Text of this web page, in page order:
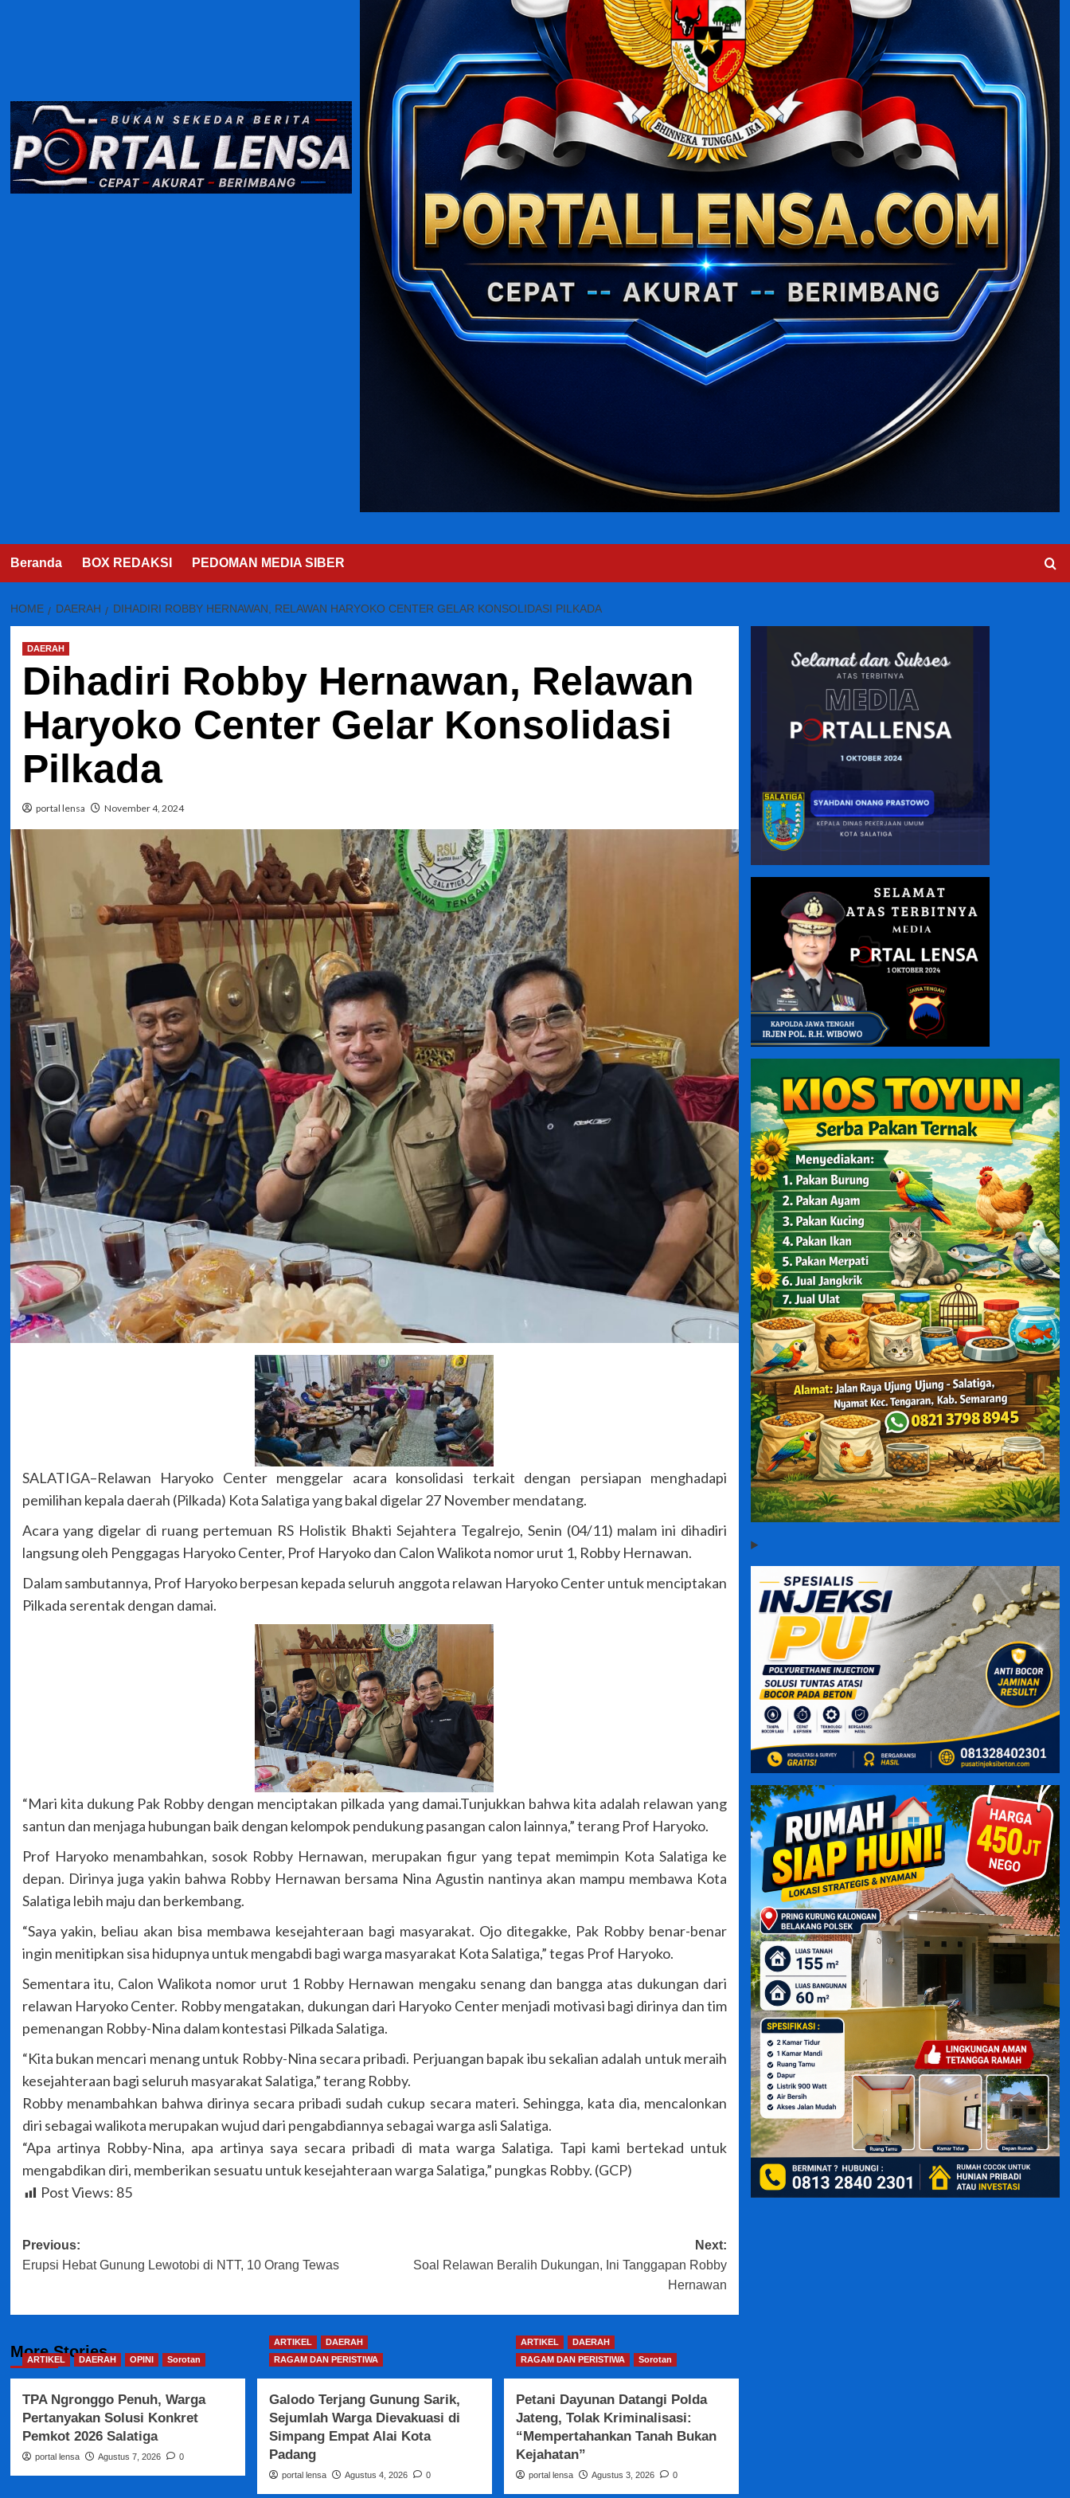
Beranda BOX REDAKSI PEDOMAN MEDIA SIBER
HOME DAERAH DIHADIRI ROBBY HERNAWAN, RELAWAN HARYOKO CENTER GELAR KONSOLIDASI PILKADA
DAERAH
Dihadiri Robby Hernawan, Relawan
Haryoko Center Gelar Konsolidasi
Pilkada
portal lensa November 4, 2024
SALATIGA–Relawan Haryoko Center menggelar acara konsolidasi terkait dengan persiapan menghadapi
pemilihan kepala daerah (Pilkada) Kota Salatiga yang bakal digelar 27 November mendatang.
Acara yang digelar di ruang pertemuan RS Holistik Bhakti Sejahtera Tegalrejo, Senin (04/11) malam ini dihadiri
langsung oleh Penggagas Haryoko Center, Prof Haryoko dan Calon Walikota nomor urut 1, Robby Hernawan.
Dalam sambutannya, Prof Haryoko berpesan kepada seluruh anggota relawan Haryoko Center untuk menciptakan
Pilkada serentak dengan damai.
“Mari kita dukung Pak Robby dengan menciptakan pilkada yang damai.Tunjukkan bahwa kita adalah relawan yang
santun dan menjaga hubungan baik dengan kelompok pendukung pasangan calon lainnya,” terang Prof Haryoko.
Prof Haryoko menambahkan, sosok Robby Hernawan, merupakan figur yang tepat memimpin Kota Salatiga ke
depan. Dirinya juga yakin bahwa Robby Hernawan bersama Nina Agustin nantinya akan mampu membawa Kota
Salatiga lebih maju dan berkembang.
“Saya yakin, beliau akan bisa membawa kesejahteraan bagi masyarakat. Ojo ditegakke, Pak Robby benar-benar
ingin menitipkan sisa hidupnya untuk mengabdi bagi warga masyarakat Kota Salatiga,” tegas Prof Haryoko.
Sementara itu, Calon Walikota nomor urut 1 Robby Hernawan mengaku senang dan bangga atas dukungan dari
relawan Haryoko Center. Robby mengatakan, dukungan dari Haryoko Center menjadi motivasi bagi dirinya dan tim
pemenangan Robby-Nina dalam kontestasi Pilkada Salatiga.
“Kita bukan mencari menang untuk Robby-Nina secara pribadi. Perjuangan bapak ibu sekalian adalah untuk meraih
kesejahteraan bagi seluruh masyarakat Salatiga,” terang Robby.
Robby menambahkan bahwa dirinya secara pribadi sudah cukup secara materi. Sehingga, kata dia, mencalonkan
diri sebagai walikota merupakan wujud dari pengabdiannya sebagai warga asli Salatiga.
“Apa artinya Robby-Nina, apa artinya saya secara pribadi di mata warga Salatiga. Tapi kami bertekad untuk
mengabdikan diri, memberikan sesuatu untuk kesejahteraan warga Salatiga,” pungkas Robby. (GCP)
Post Views: 85
Post
navigation
Previous:
Erupsi Hebat Gunung Lewotobi di NTT, 10 Orang Tewas
Next:
Soal Relawan Beralih Dukungan, Ini Tanggapan Robby
Hernawan
More Stories
ARTIKEL DAERAH OPINI Sorotan
TPA Ngronggo Penuh, Warga
Pertanyakan Solusi Konkret
Pemkot 2026 Salatiga
portal lensa Agustus 7, 2026 0
ARTIKEL
DAERAH
RAGAM DAN PERISTIWA
Galodo Terjang Gunung Sarik,
Sejumlah Warga Dievakuasi di
Simpang Empat Alai Kota
Padang
portal lensa Agustus 4, 2026 0
ARTIKEL
DAERAH
RAGAM DAN PERISTIWA
Sorotan
Petani Dayunan Datangi Polda
Jateng, Tolak Kriminalisasi:
“Mempertahankan Tanah Bukan
Kejahatan”
portal lensa Agustus 3, 2026 0